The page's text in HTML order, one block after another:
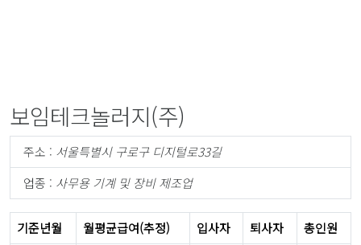
보임테크놀러지(주)
주소 : 서울특별시 구로구 디지털로33길
업종 : 사무용 기계 및 장비 제조업
기준년월 월평균급여(추정) 입사자 퇴사자
총인원